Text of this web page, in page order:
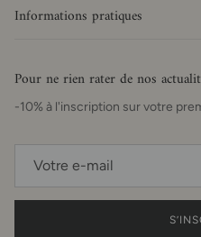
Informations pratiques
Pour ne rien rater de nos
-10% à l'inscription sur votre